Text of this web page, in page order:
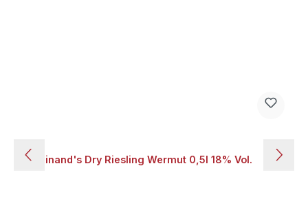
Ferdinand's Dry Riesling Wermut 0,5l 18% Vol.